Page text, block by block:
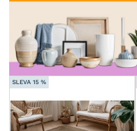
SKLADOVOST
SLEVA 15 %